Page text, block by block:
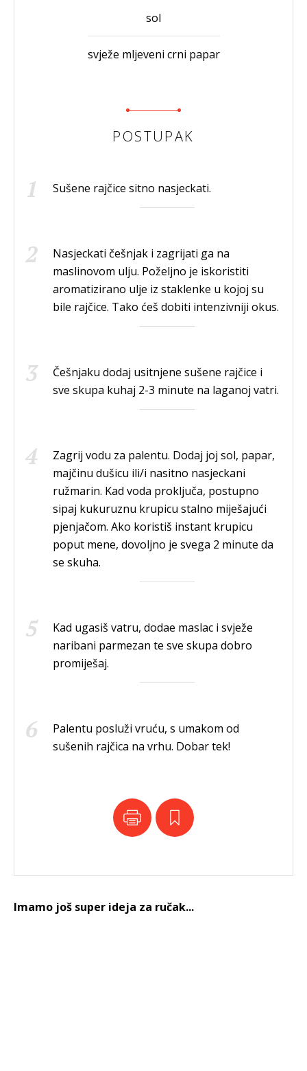
sol
svježe mljeveni crni papar
POSTUPAK
Sušene rajčice sitno nasjeckati.
Nasjeckati češnjak i zagrijati ga na
maslinovom ulju. Poželjno je iskoristiti
aromatizirano ulje iz staklenke u kojoj su
bile rajčice. Tako ćeš dobiti intenzivniji okus.
Češnjaku dodaj usitnjene sušene rajčice i
sve skupa kuhaj 2-3 minute na laganoj vatri.
Zagrij vodu za palentu. Dodaj joj sol, papar,
majčinu dušicu ili/i nasitno nasjeckani
ružmarin. Kad voda proključa, postupno
sipaj kukuruznu krupicu stalno miješajući
pjenjačom. Ako koristiš instant krupicu
poput mene, dovoljno je svega 2 minute da
se skuha.
Kad ugasiš vatru, dodae maslac i svježe
naribani parmezan te sve skupa dobro
promiješaj.
Palentu posluži vruću, s umakom od
sušenih rajčica na vrhu. Dobar tek!
Imamo još super ideja za ručak...